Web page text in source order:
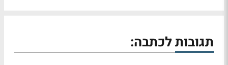
תגובות לכתבה: